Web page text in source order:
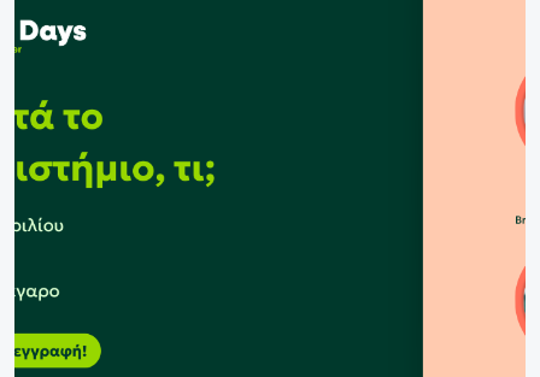
Ελληνικά